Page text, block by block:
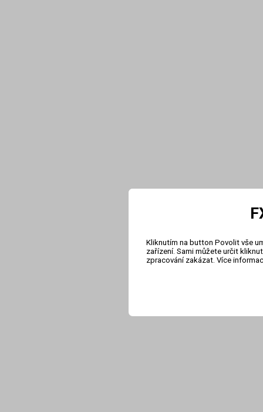
Kliknutím na button Povolit vše
zařízení. Sami můžete určit
zpracování zakázat. Více